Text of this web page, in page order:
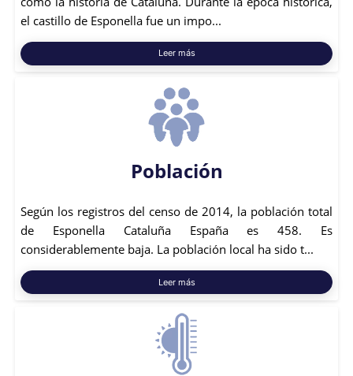
el castillo de Esponella fue un impo...
Leer más
Población
Según los registros del censo de 2014, la población total
de Esponella Cataluña España es 458. Es
considerablemente baja. La población local ha sido t...
Leer más